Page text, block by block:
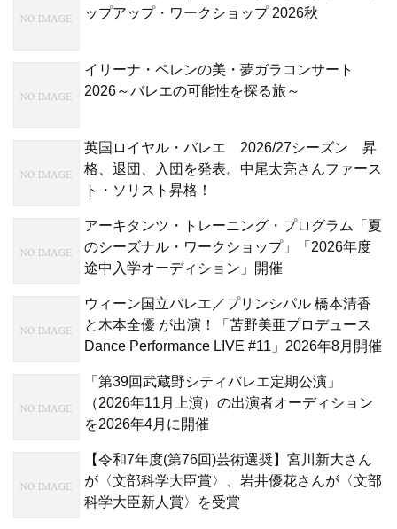
ップアップ・ワークショップ 2026秋
イリーナ・ペレンの美・夢ガラコンサート
2026～バレエの可能性を探る旅～
英国ロイヤル・バレエ 2026/27シーズン 昇
格、退団、入団を発表。中尾太亮さんファース
ト・ソリスト昇格！
アーキタンツ・トレーニング・プログラム「夏
のシーズナル・ワークショップ」「2026年度
途中入学オーディション」開催
ウィーン国立バレエ／プリンシパル 橋本清香
と木本全優 が出演！「苫野美亜プロデュース
Dance Performance LIVE #11」2026年8月開催
「第39回武蔵野シティバレエ定期公演」
（2026年11月上演）の出演者オーディション
を2026年4月に開催
【令和7年度(第76回)芸術選奨】宮川新大さん
が〈文部科学大臣賞〉、岩井優花さんが〈文部
科学大臣新人賞〉を受賞